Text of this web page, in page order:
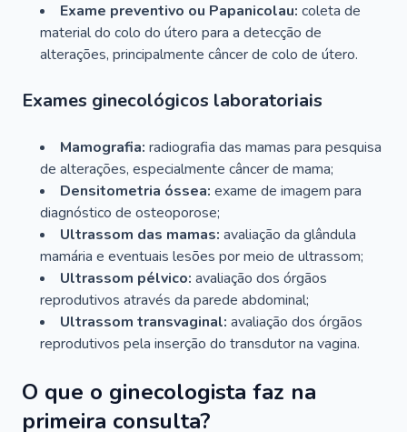
Exame preventivo ou Papanicolau: coleta de
material do colo do útero para a detecção de
alterações, principalmente câncer de colo de útero.
Exames ginecológicos laboratoriais
Mamografia: radiografia das mamas para pesquisa
de alterações, especialmente câncer de mama;
Densitometria óssea: exame de imagem para
diagnóstico de osteoporose;
Ultrassom das mamas: avaliação da glândula
mamária e eventuais lesões por meio de ultrassom;
Ultrassom pélvico: avaliação dos órgãos
reprodutivos através da parede abdominal;
Ultrassom transvaginal: avaliação dos órgãos
reprodutivos pela inserção do transdutor na vagina.
O que o ginecologista faz na
primeira consulta?